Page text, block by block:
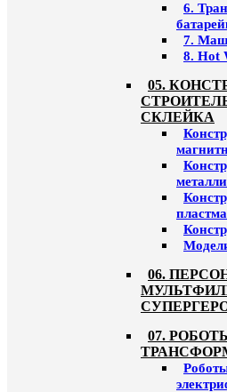
6.
7.
8. Hot
05.
СКЛЕЙКА
06.
07.